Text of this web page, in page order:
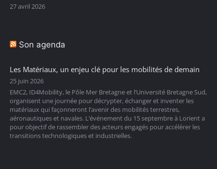
27 avril 2026
Son agenda
Les Matériaux, un enjeu clé pour les mobilités de demain
25 juin 2026
EMC2, ID4Mobility, le Pôle Mer Bretagne et l’Université Bretagne Sud,
organisent une journée pour décrypter, échanger et inventer les
matériaux qui façonneront l’avenir des mobilités terrestres,
aéronautiques et navales. L’événement du 15 septembre à Lorient a
pour objectif de rassembler des acteurs engagés pour accélérer les
transitions technologiques et industrielles.